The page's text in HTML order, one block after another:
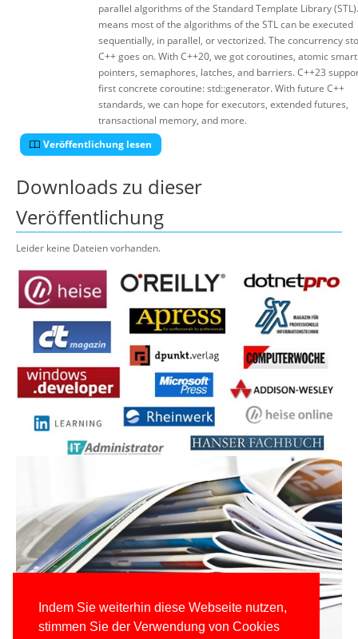
Indem Sie weiterhin diese Webseite nutzen,
stimmen Sie der Verwendung von Cookies
parallel algorithms of the Standard Template Library
means most of the algorithms of the STL can be executed
sequentially, in parallel, or vectorized. The concurrency
C++ goes on. With C++20, we got coroutines, atomic smart
pointers, semaphores, latches, and barriers. C++23
first concrete coroutine: std::generator. With future C++
standards, we can hope for executors, extended futures,
transactional memory, and more.
Veröffentlichung lesen
Downloads zu dieser
Veröffentlichung
Leider keine Dateien vorhanden.